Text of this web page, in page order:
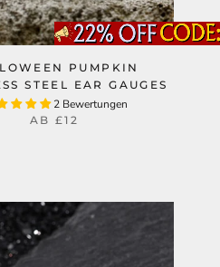
PUMPKIN
STEEL EAR GAUGES
2 Bewertungen
AB £12